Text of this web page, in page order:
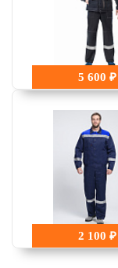
5 600 ₽
2 100 ₽